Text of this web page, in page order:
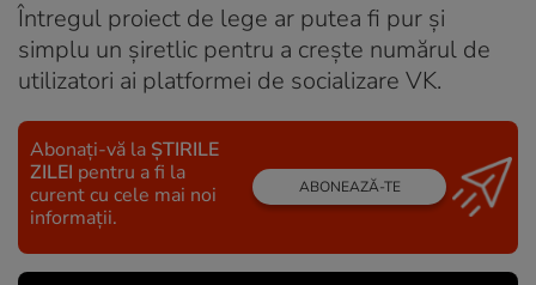
Întregul proiect de lege ar putea fi pur și
simplu un șiretlic pentru a crește numărul de
utilizatori ai platformei de socializare VK.
Abonați-vă la ȘTIRILE
ZILEI pentru a fi la
curent cu cele mai noi
informații.
ABONEAZĂ-TE